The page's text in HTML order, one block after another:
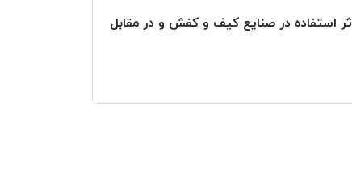
لذا در اثر استفاده در صنایع کیف و کفش و در مقابل